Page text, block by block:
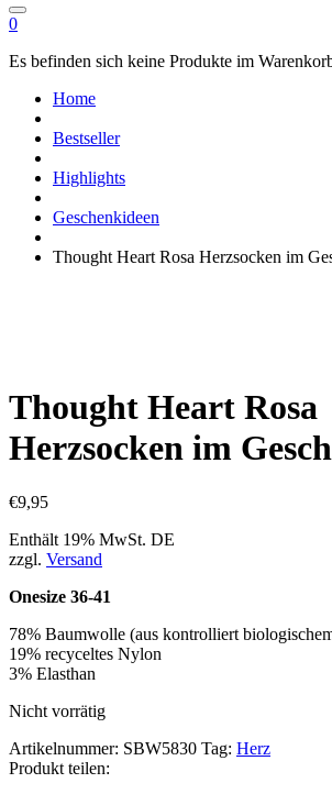
0
Es befinden sich keine Produkte im
Home
Bestseller
Highlights
Geschenkideen
Thought Heart Rosa Herzsocken im
Thought Heart Rosa
Herzsocken im
€9,95
Enthält 19% MwSt. DE
zzgl. Versand
Onesize 36-41
78% Baumwolle (aus kontrolliert
19% recyceltes Nylon
3% Elasthan
Nicht vorrätig
Artikelnummer: SBW5830 Tag: Herz
Produkt teilen: